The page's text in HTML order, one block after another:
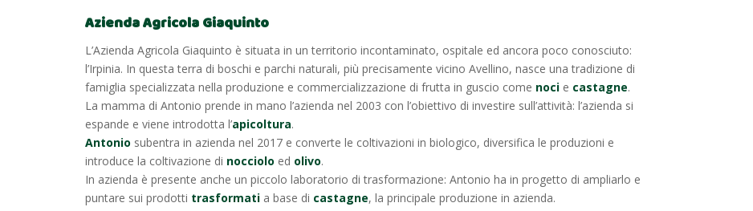
Azienda Agricola Giaquinto
L’Azienda Agricola Giaquinto è situata in un territorio incontaminato, ospitale ed ancora poco conosciuto:
l’Irpinia. In questa terra di boschi e parchi naturali, più precisamente vicino Avellino, nasce una tradizione di
famiglia specializzata nella produzione e commercializzazione di frutta in guscio come noci e castagne.
La mamma di Antonio prende in mano l’azienda nel 2003 con l’obiettivo di investire sull’attività: l’azienda si
espande e viene introdotta l’apicoltura.
Antonio subentra in azienda nel 2017 e converte le coltivazioni in biologico, diversifica le produzioni e
introduce la coltivazione di nocciolo ed olivo.
In azienda è presente anche un piccolo laboratorio di trasformazione: Antonio ha in progetto di ampliarlo e
puntare sui prodotti trasformati a base di castagne, la principale produzione in azienda.